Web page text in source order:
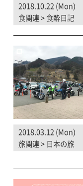
2018.10.22 (Mon)
食関連>食酔日記
2018.03.12 (Mon)
旅関連> 日本の旅